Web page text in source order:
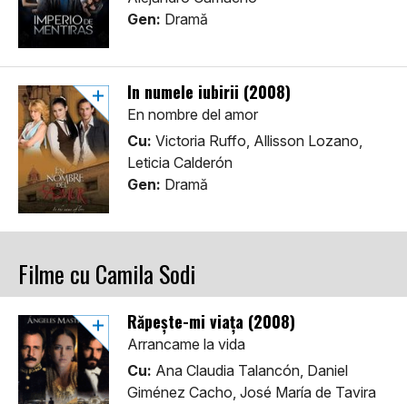
Gen: Dramă
În numele iubirii (2008)
En nombre del amor
Cu: Victoria Ruffo, Allisson Lozano,
Leticia Calderón
Gen: Dramă
Filme cu Camila Sodi
Răpește-mi viața (2008)
Arrancame la vida
Cu: Ana Claudia Talancón, Daniel
Giménez Cacho, José María de Tavira